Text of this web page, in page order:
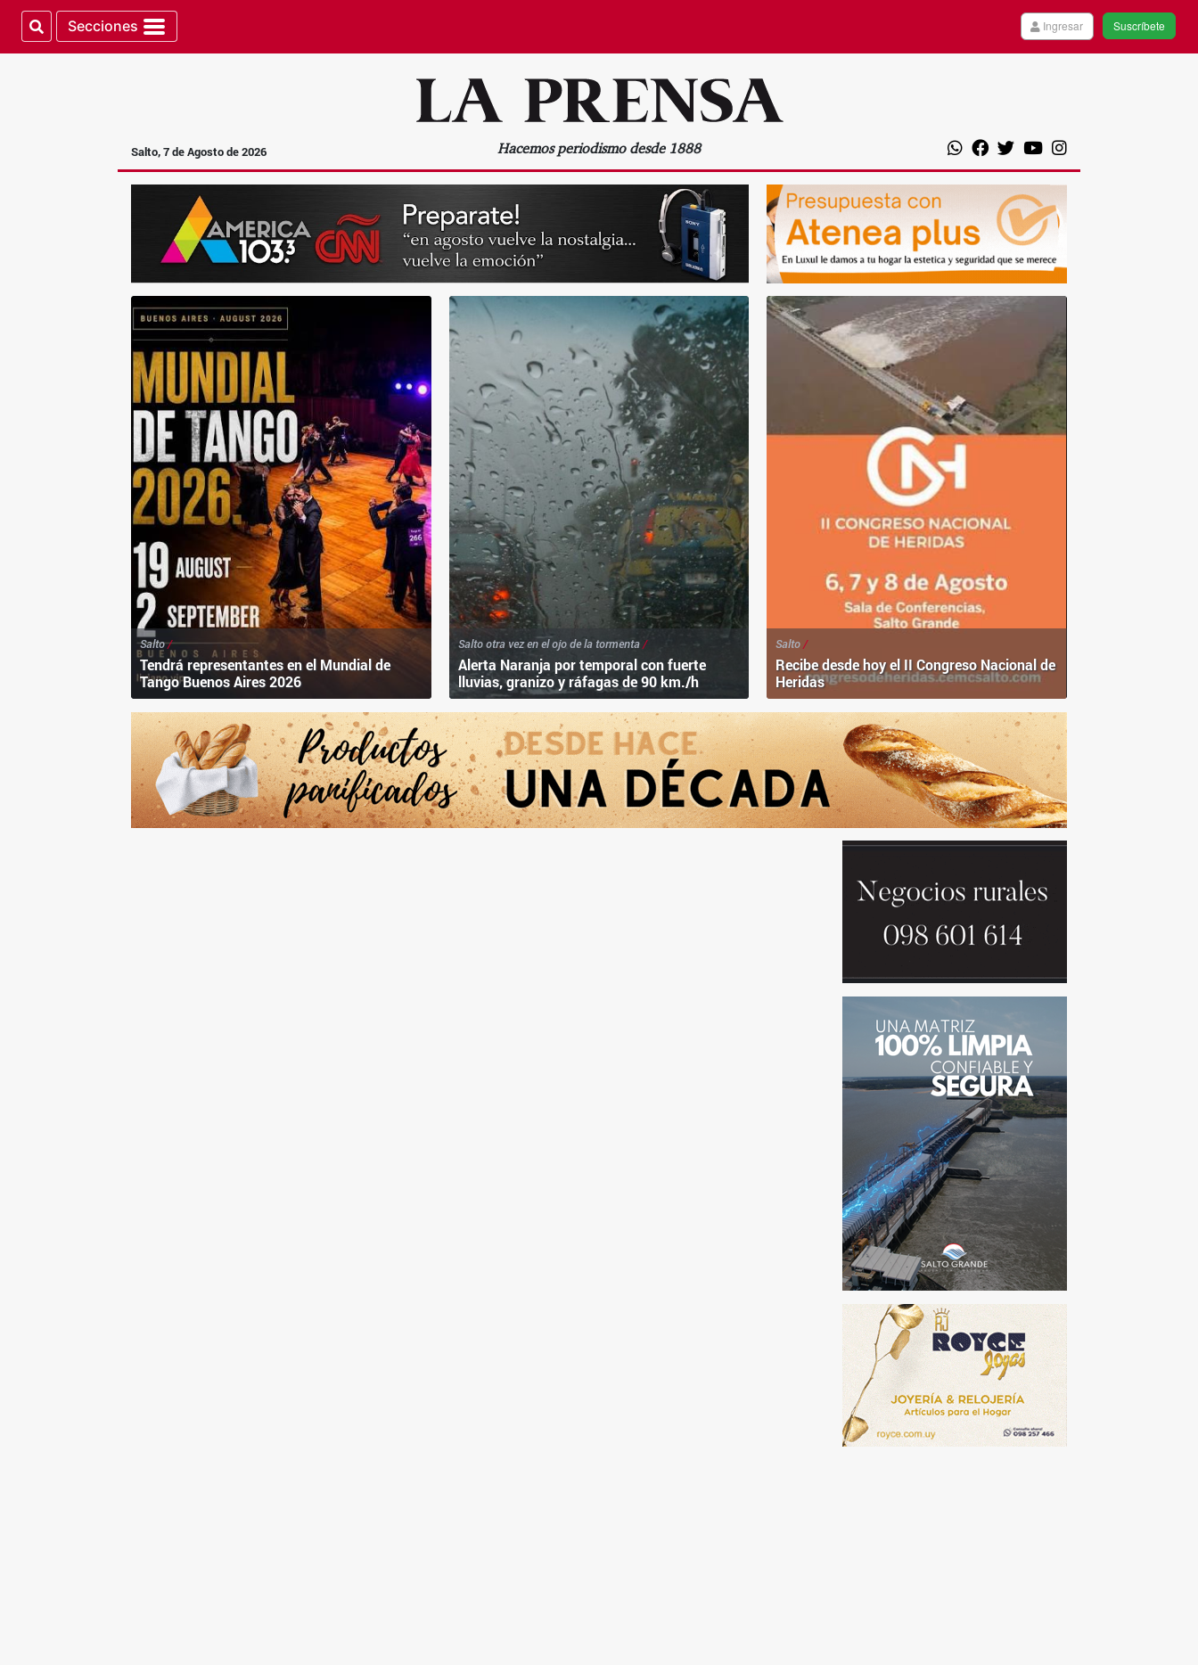
Secciones Suscríbete
Ingresar
Salto, 7 de Agosto de 2026 Hacemos periodismo desde 1888
Salto/
Tendrá representantes en el Mundial de
Tango Buenos Aires 2026
Salto otra vez en el ojo de la tormenta/
Alerta Naranja por temporal con fuerte
lluvias, granizo y ráfagas de 90 km./h
Salto/
Recibe desde hoy el II Congreso Nacional de
Heridas